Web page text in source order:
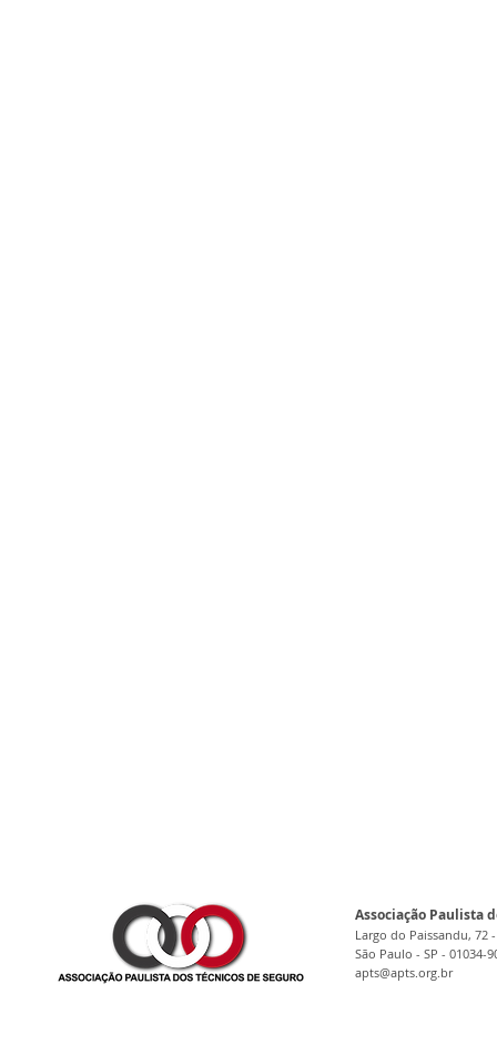
Associação Paulista
Largo do Paissandu, 72
São Paulo - SP - 01034-
apts@apts.org.br